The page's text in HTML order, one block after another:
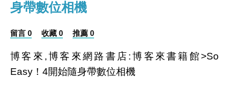
身帶數位相機
留言 0 收藏 0 推薦 0
博客來,博客來網路書店:博客來書籍館>So
Easy！4開始隨身帶數位相機